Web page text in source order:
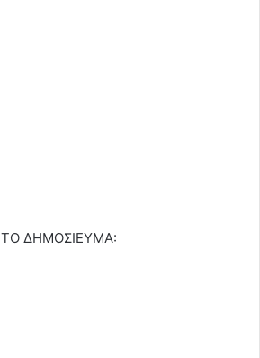
ΤΟ ΔΗΜΟΣΙΕΥΜΑ: